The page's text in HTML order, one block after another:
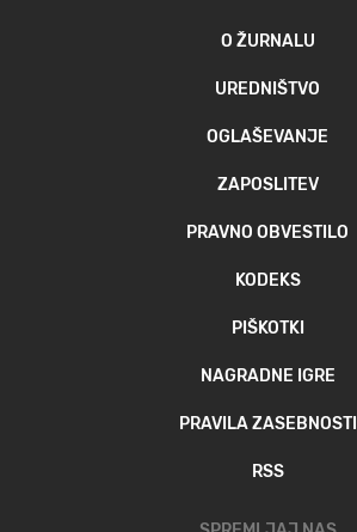
O ŽURNALU
UREDNIŠTVO
OGLAŠEVANJE
ZAPOSLITEV
PRAVNO OBVESTILO
KODEKS
PIŠKOTKI
NAGRADNE IGRE
PRAVILA ZASEBNOSTI
RSS